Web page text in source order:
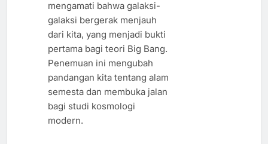
mengamati bahwa galaksi-
galaksi bergerak menjauh
dari kita, yang menjadi bukti
pertama bagi teori Big Bang.
Penemuan ini mengubah
pandangan kita tentang alam
semesta dan membuka jalan
bagi studi kosmologi
modern.